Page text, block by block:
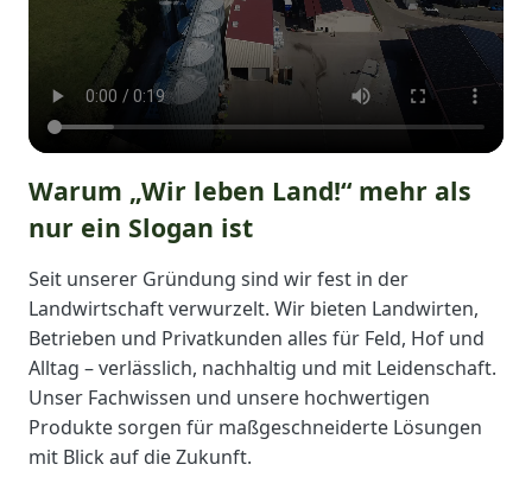
Warum „Wir leben Land!“ mehr als
nur ein Slogan ist
Seit unserer Gründung sind wir fest in der
Landwirtschaft verwurzelt. Wir bieten Landwirten,
Betrieben und Privatkunden alles für Feld, Hof und
Alltag – verlässlich, nachhaltig und mit Leidenschaft.
Unser Fachwissen und unsere hochwertigen
Produkte sorgen für maßgeschneiderte Lösungen
mit Blick auf die Zukunft.